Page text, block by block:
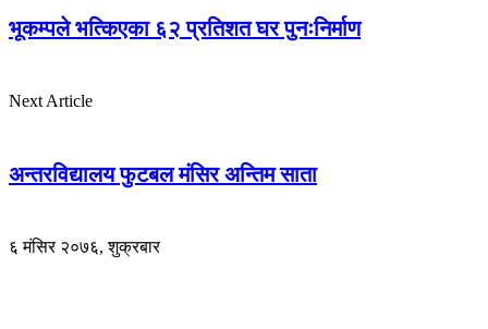
भूकम्पले भत्किएका ६२ प्रतिशत घर पुनःनिर्माण
Next Article
अन्तरविद्यालय फुटबल मंसिर अन्तिम साता
६ मंसिर २०७६, शुक्रबार